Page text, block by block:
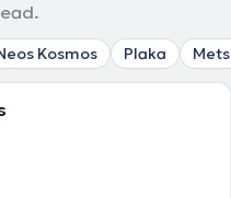
Kosmos Plaka Mets